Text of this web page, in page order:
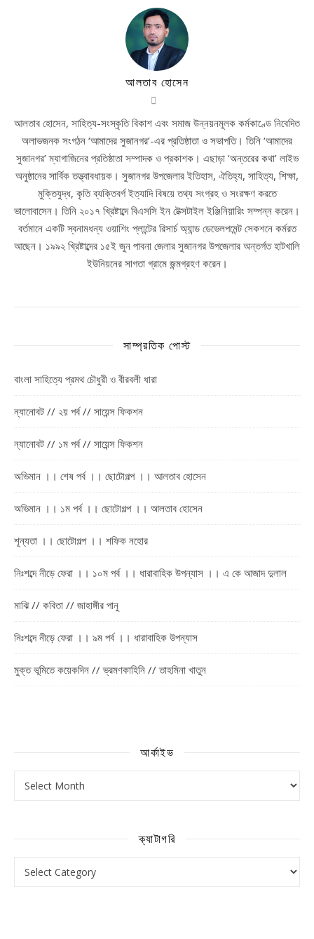
আলতাব হোসেন
আলতাব হোসেন, সাহিত্য-সংস্কৃতি বিকাশ এবং সমাজ উন্নয়নমূলক কর্মকাণ্ডে নিবেদিত
অলাভজনক সংগঠন ‘আমাদের সুজানগর’-এর প্রতিষ্ঠাতা ও সভাপতি। তিনি ‘আমাদের
সুজানগর’ ম্যাগাজিনের প্রতিষ্ঠাতা সম্পাদক ও প্রকাশক। এছাড়া ‘অন্তরের কথা’ লাইভ
অনুষ্ঠানের সার্বিক তত্ত্বাবধায়ক। সুজানগর উপজেলার ইতিহাস, ঐতিহ্য, সাহিত্য, শিক্ষা,
মুক্তিযুদ্ধ, কৃতি ব্যক্তিবর্গ ইত্যাদি বিষয়ে তথ্য সংগ্রহ ও সংরক্ষণ করতে
ভালোবাসেন। তিনি ২০১৭ খ্রিষ্টাব্দে বিএসসি ইন টেক্সটাইল ইঞ্জিনিয়ারিং সম্পন্ন করেন।
বর্তমানে একটি স্বনামধন্য ওয়াশিং প্লান্টের রিসার্চ অ্যান্ড ডেভেলপমেন্ট সেকশনে কর্মরত
আছেন। ১৯৯২ খ্রিষ্টাব্দের ১৫ই জুন পাবনা জেলার সুজানগর উপজেলার অন্তর্গত হাটখালি
ইউনিয়নের সাগতা গ্রামে জন্মগ্রহণ করেন।
সাম্প্রতিক পোস্ট
বাংলা সাহিত্যে প্রমথ চৌধুরী ও বীরবলী ধারা
ন্যানোবট // ২য় পর্ব // সায়েন্স ফিকশন
ন্যানোবট // ১ম পর্ব // সায়েন্স ফিকশন
অভিমান ।। শেষ পর্ব ।। ছোটোগল্প ।। আলতাব হোসেন
অভিমান ।। ১ম পর্ব ।। ছোটোগল্প ।। আলতাব হোসেন
শূন্যতা ।। ছোটোগল্প ।। শফিক নহোর
নিঃশব্দে নীড়ে ফেরা ।। ১০ম পর্ব ।। ধারাবাহিক উপন্যাস ।। এ কে আজাদ দুলাল
মাঝি // কবিতা // জাহাঙ্গীর পানু
নিঃশব্দে নীড়ে ফেরা ।। ৯ম পর্ব ।। ধারাবাহিক উপন্যাস
মুক্ত ভূমিতে কয়েকদিন // ভ্রমণকাহিনি // তাহমিনা খাতুন
আর্কাইভ
ক্যাটাগরি